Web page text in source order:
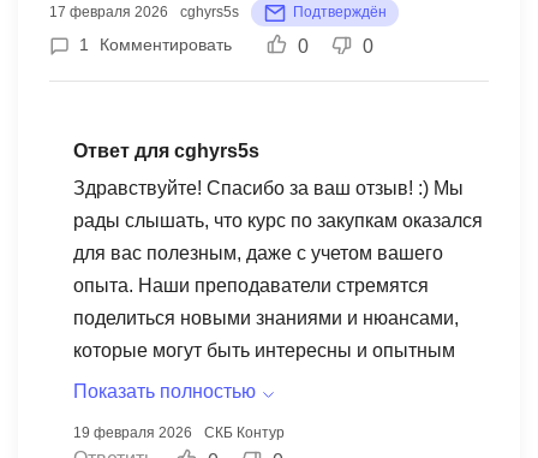
17 февраля 2026 cghyrs5s Подтверждён
1 Комментировать 0 0
Ответ для cghyrs5s
Здравствуйте! Спасибо за ваш отзыв! :) Мы
рады слышать, что курс по закупкам оказался
для вас полезным, даже с учетом вашего
опыта. Наши преподаватели стремятся
поделиться новыми знаниями и нюансами,
которые могут быть интересны и опытным
специалистам. Мы также рады, что вам
учиться в своем темпе действительно важна
Показать полностью
19 февраля 2026 СКБ Контур